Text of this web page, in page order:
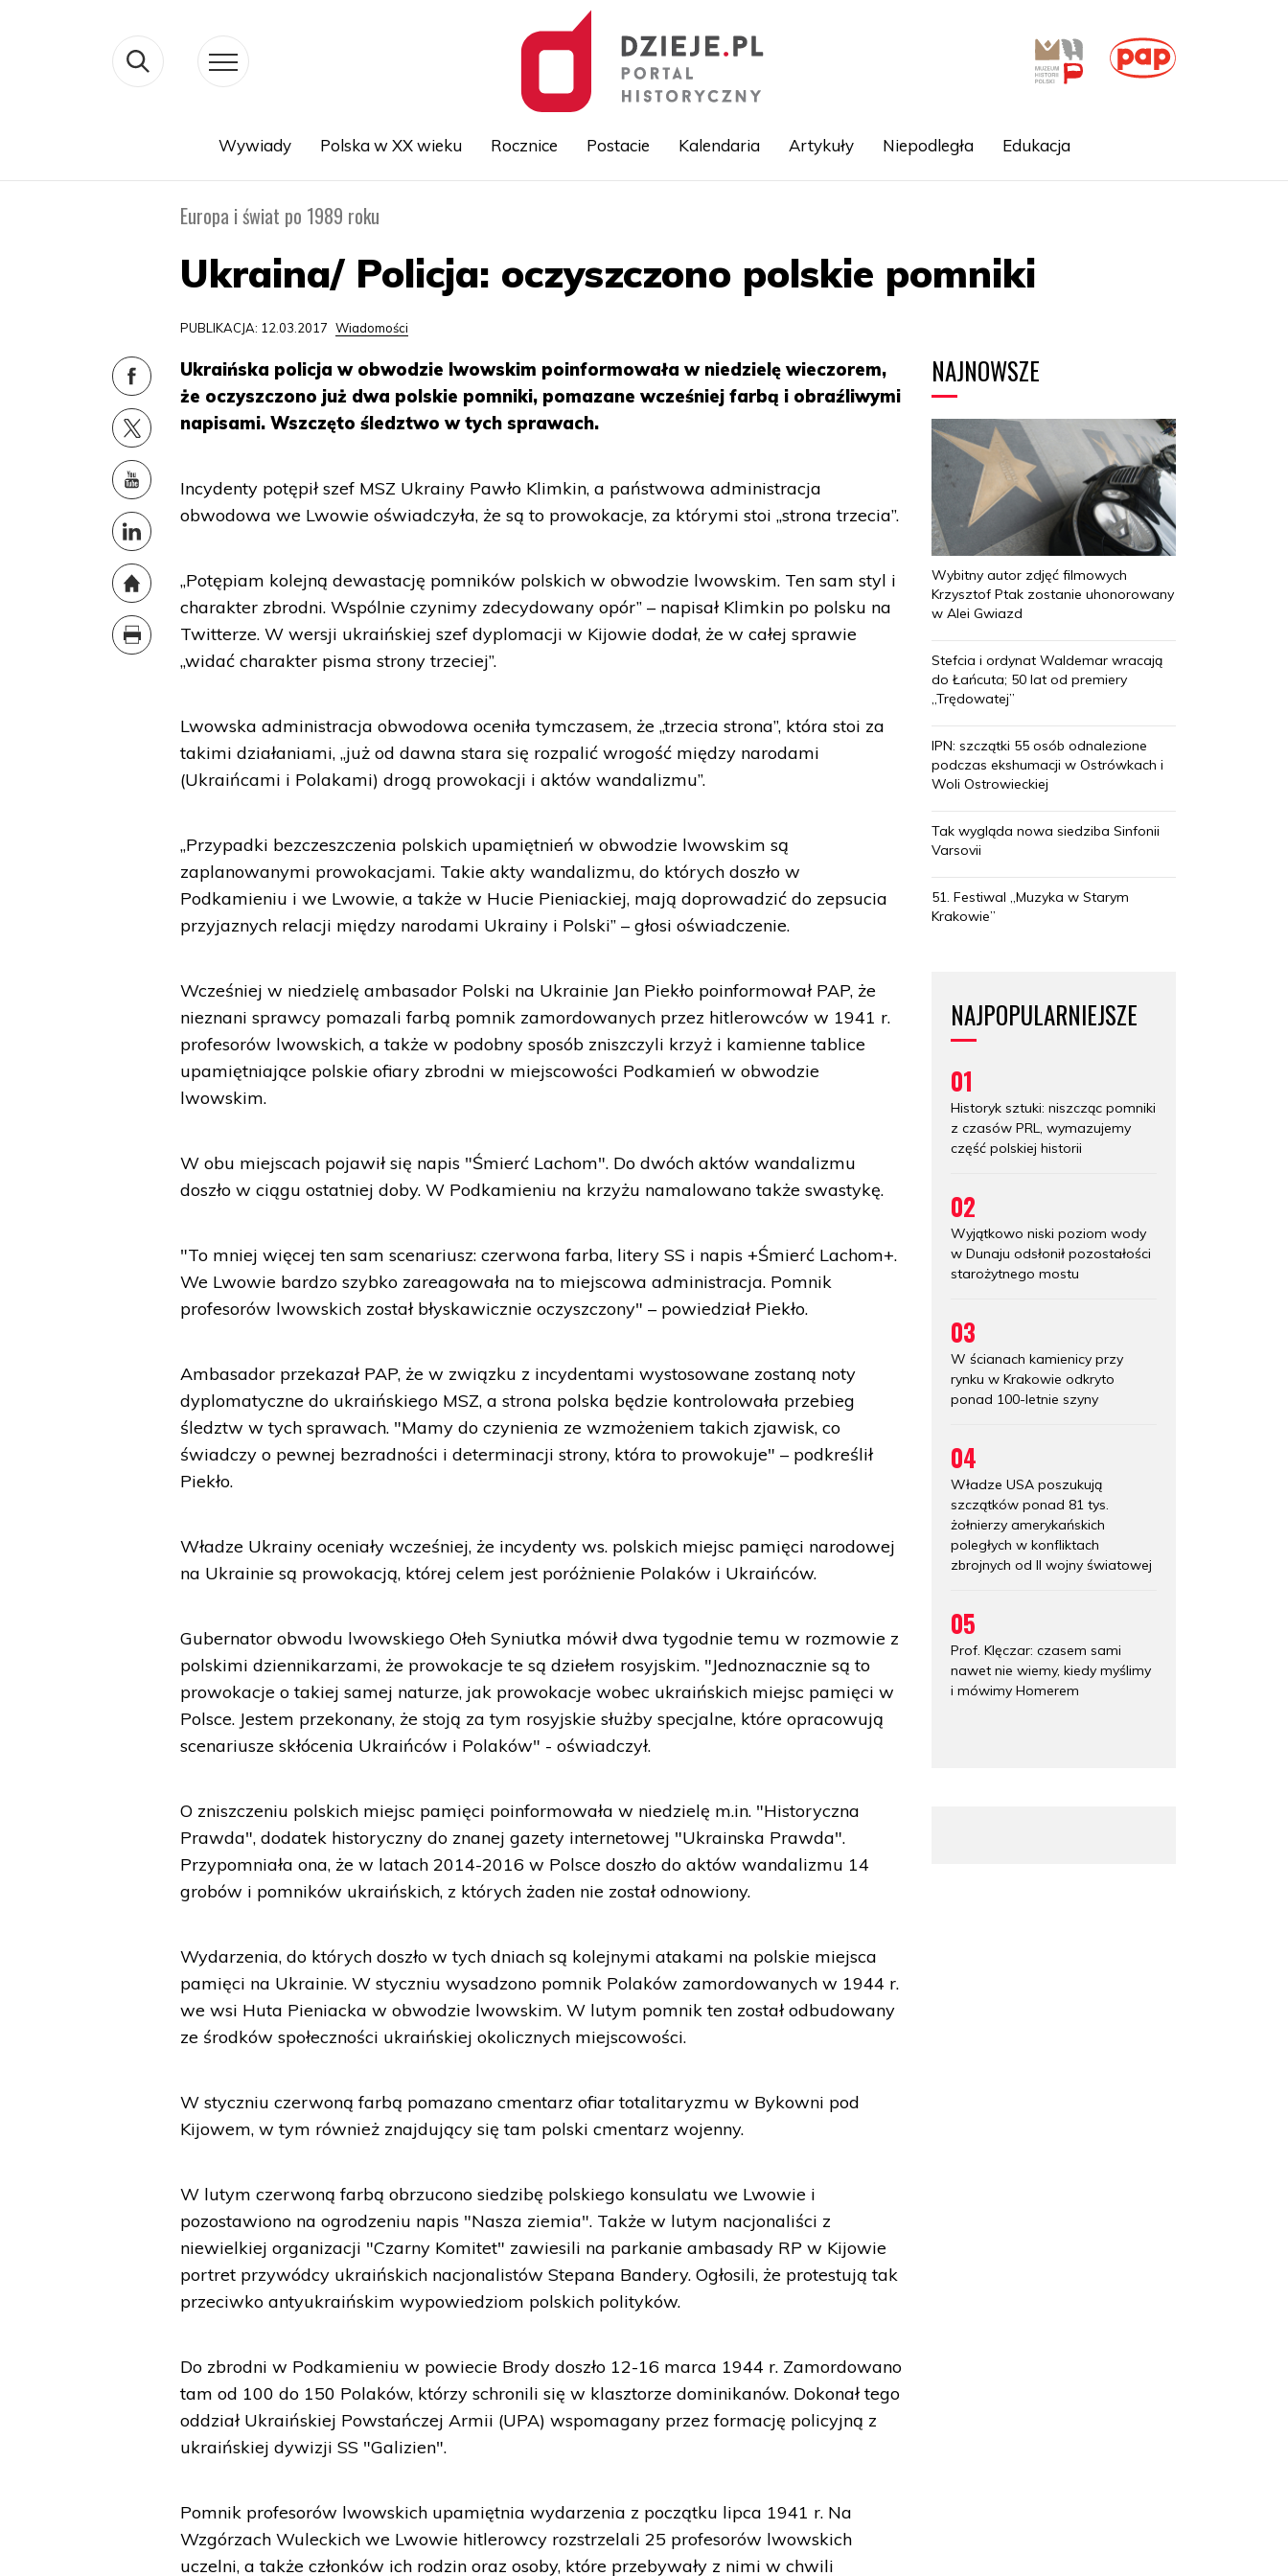
Wywiady Polska w XX wieku Rocznice Postacie Kalendaria Artykuły Niepodległa Edukacja
Europa i świat po 1989 roku
Ukraina/ Policja: oczyszczono polskie pomniki
PUBLIKACJA: 12.03.2017 Wiadomości
Ukraińska policja w obwodzie lwowskim poinformowała w niedzielę wieczorem,
że oczyszczono już dwa polskie pomniki, pomazane wcześniej farbą i obraźliwymi
napisami. Wszczęto śledztwo w tych sprawach.
Incydenty potępił szef MSZ Ukrainy Pawło Klimkin, a państwowa administracja
obwodowa we Lwowie oświadczyła, że są to prowokacje, za którymi stoi „strona trzecia”.
„Potępiam kolejną dewastację pomników polskich w obwodzie lwowskim. Ten sam styl i
charakter zbrodni. Wspólnie czynimy zdecydowany opór” – napisał Klimkin po polsku na
Twitterze. W wersji ukraińskiej szef dyplomacji w Kijowie dodał, że w całej sprawie
„widać charakter pisma strony trzeciej”.
Lwowska administracja obwodowa oceniła tymczasem, że „trzecia strona”, która stoi za
takimi działaniami, „już od dawna stara się rozpalić wrogość między narodami
(Ukraińcami i Polakami) drogą prowokacji i aktów wandalizmu”.
„Przypadki bezczeszczenia polskich upamiętnień w obwodzie lwowskim są
zaplanowanymi prowokacjami. Takie akty wandalizmu, do których doszło w
Podkamieniu i we Lwowie, a także w Hucie Pieniackiej, mają doprowadzić do zepsucia
przyjaznych relacji między narodami Ukrainy i Polski” – głosi oświadczenie.
Wcześniej w niedzielę ambasador Polski na Ukrainie Jan Piekło poinformował PAP, że
nieznani sprawcy pomazali farbą pomnik zamordowanych przez hitlerowców w 1941 r.
profesorów lwowskich, a także w podobny sposób zniszczyli krzyż i kamienne tablice
upamiętniające polskie ofiary zbrodni w miejscowości Podkamień w obwodzie
lwowskim.
W obu miejscach pojawił się napis "Śmierć Lachom". Do dwóch aktów wandalizmu
doszło w ciągu ostatniej doby. W Podkamieniu na krzyżu namalowano także swastykę.
"To mniej więcej ten sam scenariusz: czerwona farba, litery SS i napis +Śmierć Lachom+.
We Lwowie bardzo szybko zareagowała na to miejscowa administracja. Pomnik
profesorów lwowskich został błyskawicznie oczyszczony" – powiedział Piekło.
Ambasador przekazał PAP, że w związku z incydentami wystosowane zostaną noty
dyplomatyczne do ukraińskiego MSZ, a strona polska będzie kontrolowała przebieg
śledztw w tych sprawach. "Mamy do czynienia ze wzmożeniem takich zjawisk, co
świadczy o pewnej bezradności i determinacji strony, która to prowokuje" – podkreślił
Piekło.
Władze Ukrainy oceniały wcześniej, że incydenty ws. polskich miejsc pamięci narodowej
na Ukrainie są prowokacją, której celem jest poróżnienie Polaków i Ukraińców.
Gubernator obwodu lwowskiego Ołeh Syniutka mówił dwa tygodnie temu w rozmowie z
polskimi dziennikarzami, że prowokacje te są dziełem rosyjskim. "Jednoznacznie są to
prowokacje o takiej samej naturze, jak prowokacje wobec ukraińskich miejsc pamięci w
Polsce. Jestem przekonany, że stoją za tym rosyjskie służby specjalne, które opracowują
scenariusze skłócenia Ukraińców i Polaków" - oświadczył.
O zniszczeniu polskich miejsc pamięci poinformowała w niedzielę m.in. "Historyczna
Prawda", dodatek historyczny do znanej gazety internetowej "Ukrainska Prawda".
Przypomniała ona, że w latach 2014-2016 w Polsce doszło do aktów wandalizmu 14
grobów i pomników ukraińskich, z których żaden nie został odnowiony.
Wydarzenia, do których doszło w tych dniach są kolejnymi atakami na polskie miejsca
pamięci na Ukrainie. W styczniu wysadzono pomnik Polaków zamordowanych w 1944 r.
we wsi Huta Pieniacka w obwodzie lwowskim. W lutym pomnik ten został odbudowany
ze środków społeczności ukraińskiej okolicznych miejscowości.
W styczniu czerwoną farbą pomazano cmentarz ofiar totalitaryzmu w Bykowni pod
Kijowem, w tym również znajdujący się tam polski cmentarz wojenny.
W lutym czerwoną farbą obrzucono siedzibę polskiego konsulatu we Lwowie i
pozostawiono na ogrodzeniu napis "Nasza ziemia". Także w lutym nacjonaliści z
niewielkiej organizacji "Czarny Komitet" zawiesili na parkanie ambasady RP w Kijowie
portret przywódcy ukraińskich nacjonalistów Stepana Bandery. Ogłosili, że protestują tak
przeciwko antyukraińskim wypowiedziom polskich polityków.
Do zbrodni w Podkamieniu w powiecie Brody doszło 12-16 marca 1944 r. Zamordowano
tam od 100 do 150 Polaków, którzy schronili się w klasztorze dominikanów. Dokonał tego
oddział Ukraińskiej Powstańczej Armii (UPA) wspomagany przez formację policyjną z
ukraińskiej dywizji SS "Galizien".
Pomnik profesorów lwowskich upamiętnia wydarzenia z początku lipca 1941 r. Na
Wzgórzach Wuleckich we Lwowie hitlerowcy rozstrzelali 25 profesorów lwowskich
uczelni, a także członków ich rodzin oraz osoby, które przebywały z nimi w chwili
NAJNOWSZE
Wybitny autor zdjęć filmowych
Krzysztof Ptak zostanie uhonorowany
w Alei Gwiazd
Stefcia i ordynat Waldemar wracają
do Łańcuta; 50 lat od premiery
„Trędowatej”
IPN: szczątki 55 osób odnalezione
podczas ekshumacji w Ostrówkach i
Woli Ostrowieckiej
Tak wygląda nowa siedziba Sinfonii
Varsovii
51. Festiwal „Muzyka w Starym
Krakowie”
NAJPOPULARNIEJSZE
01
Historyk sztuki: niszcząc pomniki
z czasów PRL, wymazujemy
część polskiej historii
02
Wyjątkowo niski poziom wody
w Dunaju odsłonił pozostałości
starożytnego mostu
03
W ścianach kamienicy przy
rynku w Krakowie odkryto
ponad 100-letnie szyny
04
Władze USA poszukują
szczątków ponad 81 tys.
żołnierzy amerykańskich
poległych w konfliktach
zbrojnych od II wojny światowej
05
Prof. Klęczar: czasem sami
nawet nie wiemy, kiedy myślimy
i mówimy Homerem